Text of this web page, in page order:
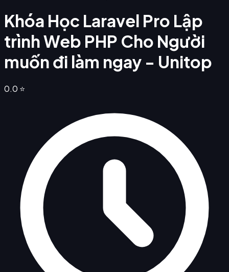
Khóa Học Laravel Pro Lập
trình Web PHP Cho Người
muốn đi làm ngay - Unitop
0.0 ⭐